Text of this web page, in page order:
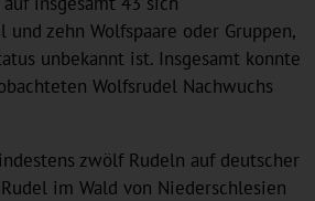
zehn Wolfspaare oder Gruppen,
unbekannt ist. Insgesamt konnte
Wolfsrudel Nachwuchs
zwölf Rudeln auf deutscher
im Wald von Niederschlesien